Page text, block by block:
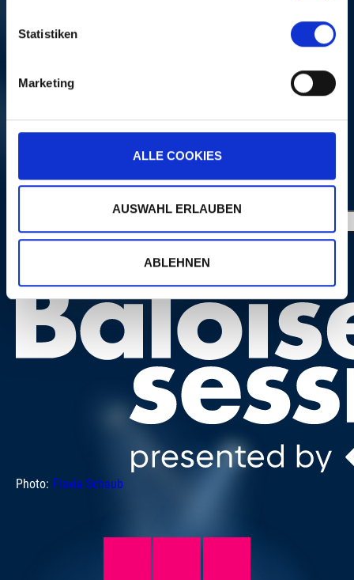
Statistiken
Marketing
ALLE COOKIES
AUSWAHL ERLAUBEN
ABLEHNEN
QUEENS OF THE STONE
AGE
PORTRAITS
Photo: Flavia Schaub